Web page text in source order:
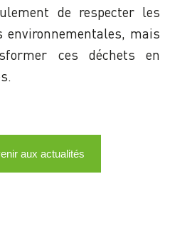
de respecter les
environnementales, mais
ces déchets en
aux actualités